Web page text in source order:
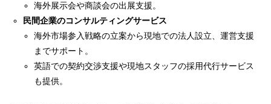
海外展示会や商談会の出展支援。
民間企業のコンサルティングサービス
海外市場参入戦略の立案から現地での法人設立、運営支援
までサポート。
英語での契約交渉支援や現地スタッフの採用代行サービス
も提供。